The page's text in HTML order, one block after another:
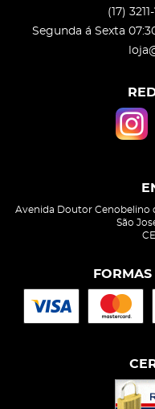
(17)
Segunda á Sexta
Avenida Doutor Cenobelino
São